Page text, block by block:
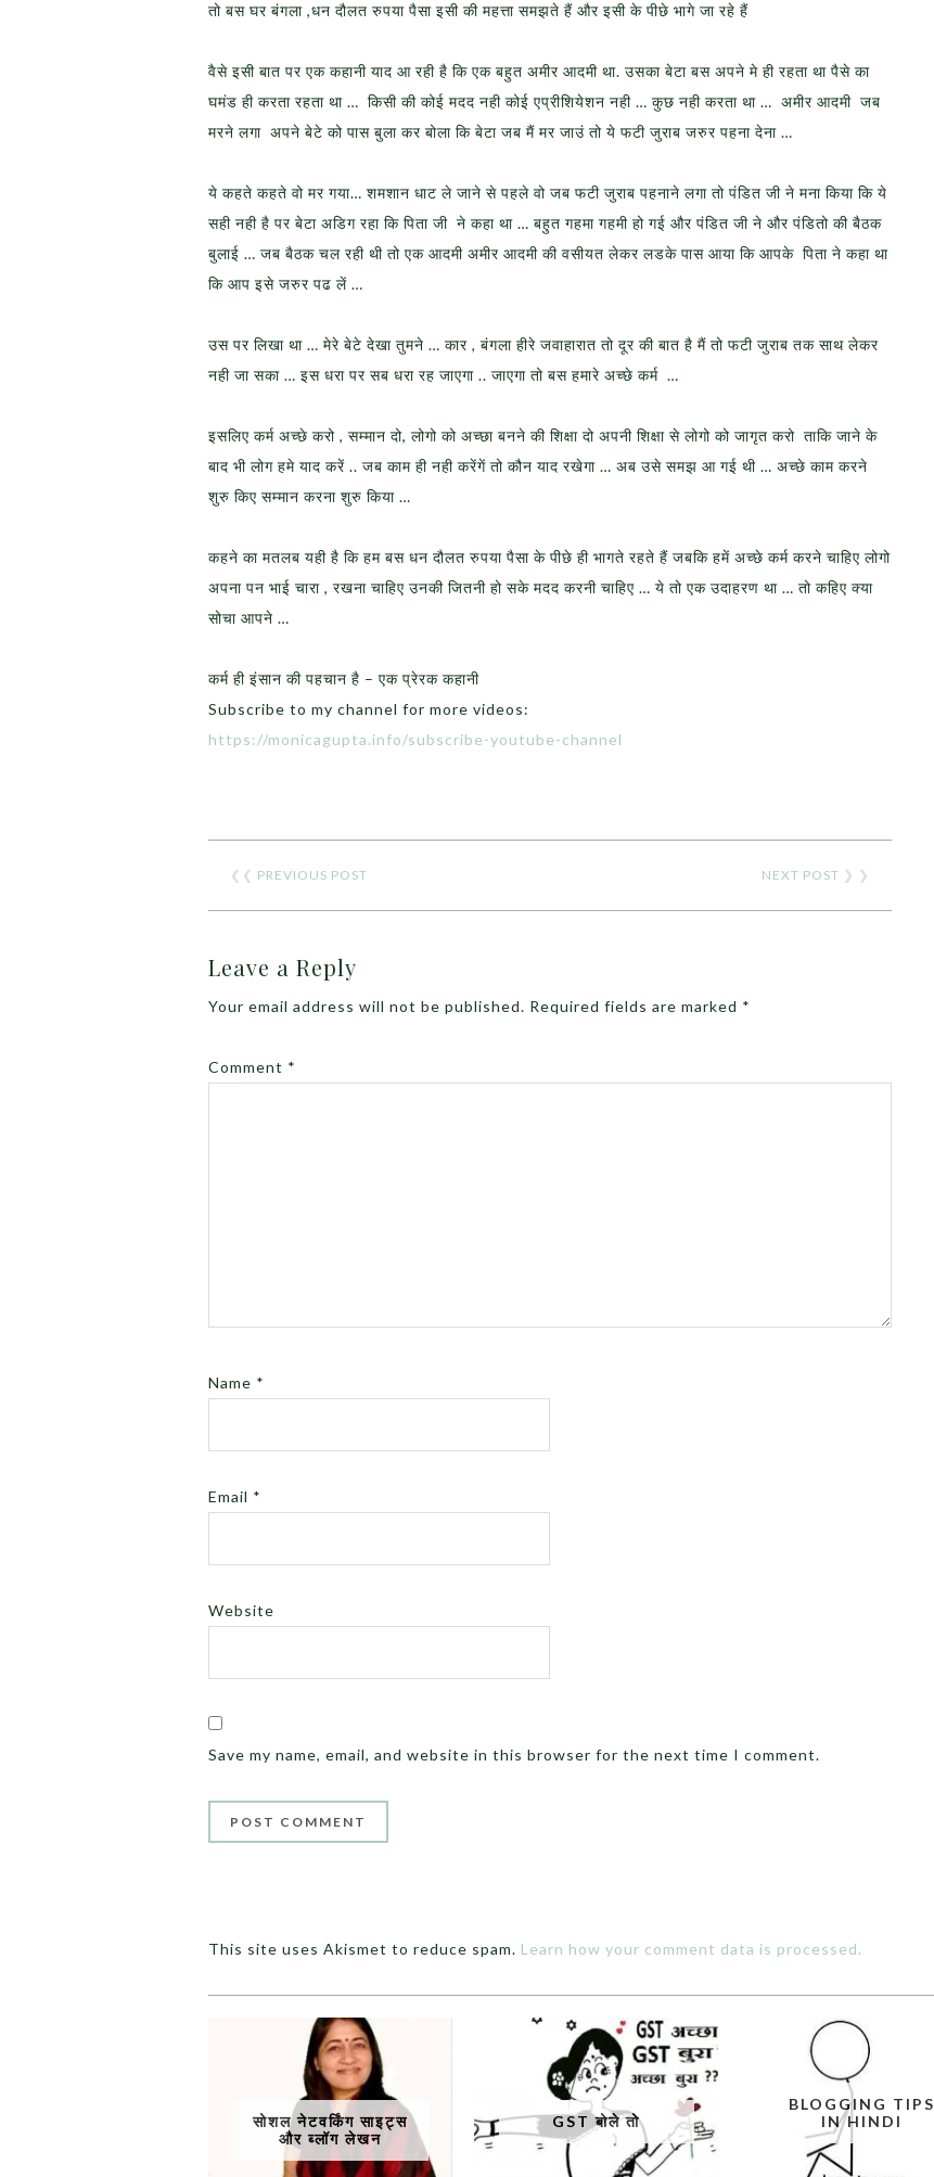
तो बस घर बंगला ,धन दौलत रुपया पैसा इसी की महत्ता समझते हैं और इसी के पीछे भागे जा रहे हैं
वैसे इसी बात पर एक कहानी याद आ रही है कि एक बहुत अमीर आदमी था. उसका बेटा बस अपने मे ही रहता था पैसे का
घमंड ही करता रहता था … किसी की कोई मदद नही कोई एप्रीशियेशन नही … कुछ नही करता था … अमीर आदमी जब
मरने लगा अपने बेटे को पास बुला कर बोला कि बेटा जब मैं मर जाउं तो ये फटी जुराब जरुर पहना देना …
ये कहते कहते वो मर गया… शमशान धाट ले जाने से पहले वो जब फटी जुराब पहनाने लगा तो पंडित जी ने मना किया कि ये
सही नही है पर बेटा अडिग रहा कि पिता जी ने कहा था … बहुत गहमा गहमी हो गई और पंडित जी ने और पंडितो की बैठक
बुलाई … जब बैठक चल रही थी तो एक आदमी अमीर आदमी की वसीयत लेकर लडके पास आया कि आपके पिता ने कहा था
कि आप इसे जरुर पढ लें …
उस पर लिखा था … मेरे बेटे देखा तुमने … कार , बंगला हीरे जवाहारात तो दूर की बात है मैं तो फटी जुराब तक साथ लेकर
नही जा सका … इस धरा पर सब धरा रह जाएगा .. जाएगा तो बस हमारे अच्छे कर्म …
इसलिए कर्म अच्छे करो , सम्मान दो, लोगो को अच्छा बनने की शिक्षा दो अपनी शिक्षा से लोगो को जागृत करो ताकि जाने के
बाद भी लोग हमे याद करें .. जब काम ही नही करेंगें तो कौन याद रखेगा … अब उसे समझ आ गई थी … अच्छे काम करने
शुरु किए सम्मान करना शुरु किया …
कहने का मतलब यही है कि हम बस धन दौलत रुपया पैसा के पीछे ही भागते रहते हैं जबकि हमें अच्छे कर्म करने चाहिए लोगो
अपना पन भाई चारा , रखना चाहिए उनकी जितनी हो सके मदद करनी चाहिए … ये तो एक उदाहरण था … तो कहिए क्या
सोचा आपने …
कर्म ही इंसान की पहचान है – एक प्रेरक कहानी
Subscribe to my channel for more videos:
https://monicagupta.info/subscribe-youtube-channel
❮❮ PREVIOUS POST NEXT POST ❯ ❯
Leave a Reply
Your email address will not be published. Required fields are marked *
Comment *
Name *
Email *
Website
Save my name, email, and website in this browser for the next time I comment.
This site uses Akismet to reduce spam. Learn how your comment data is processed.
BLOGGING TIPS
IN HINDI
GST बोले तो
सोशल नेटवर्किंग साइट्स
और ब्लॉग लेखन